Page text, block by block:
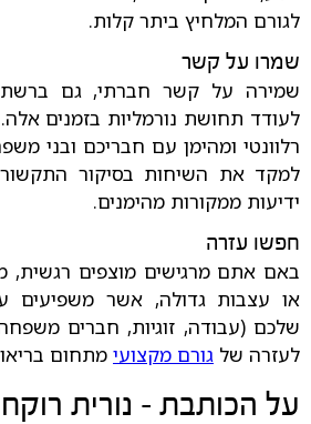
לגורם המלחיץ ביתר קלות.
שמרו על קשר
שמירה על קשר חברתי, גם
לעודד תחושת נורמליות בזמנים
רלוונטי ומהימן עם חבריכם ובני
למקד את השיחות בסיקור
ידיעות ממקורות מהימנים.
חפשו עזרה
באם אתם מרגישים מוצפים רגשית,
או עצבות גדולה, אשר משפיעים
שלכם (עבודה, זוגיות, חברים
לעזרה של גורם מקצועי מתחום
על הכותבת - נורית רוקח